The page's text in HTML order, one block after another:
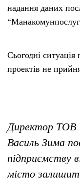
надання даних
Сьогодні
проектів не
Директор ТОВ
Василь Зима
підприємству
місто